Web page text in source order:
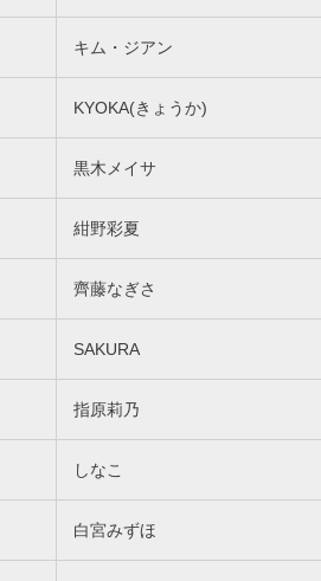
キム・ジアン
KYOKA(きょうか)
黒木メイサ
紺野彩夏
齊藤なぎさ
SAKURA
指原莉乃
しなこ
白宮みずほ